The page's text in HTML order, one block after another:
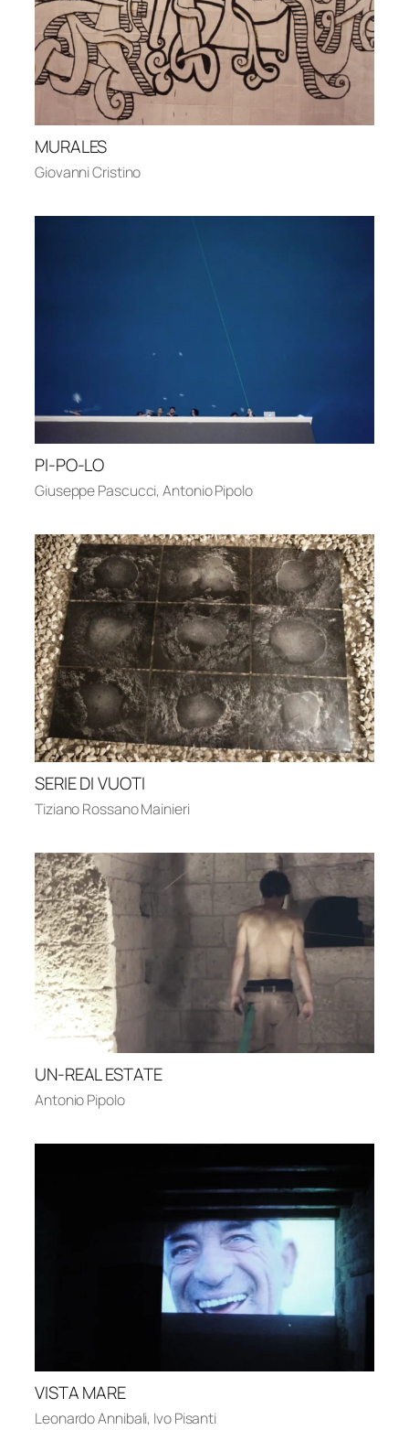
MURALES
Giovanni Cristino
PI-PO-LO
Giuseppe Pascucci,Antonio Pipolo
SERIE DI VUOTI
Tiziano Rossano Mainieri
UN-REAL ESTATE
Antonio Pipolo
VISTA MARE
Leonardo Annibali, Ivo Pisanti